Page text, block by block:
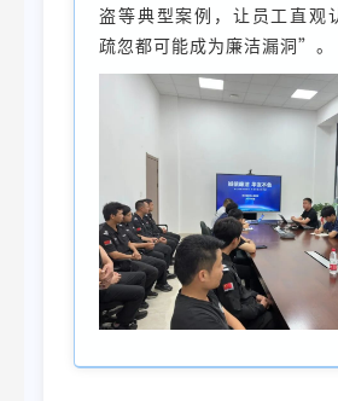
盗等典型案例，让员工直
疏忽都可能成为廉洁漏洞”。